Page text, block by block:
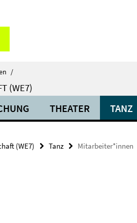
/
(WE7)
THEATER TANZ
(WE7) Tanz Mitarbeiter*innen